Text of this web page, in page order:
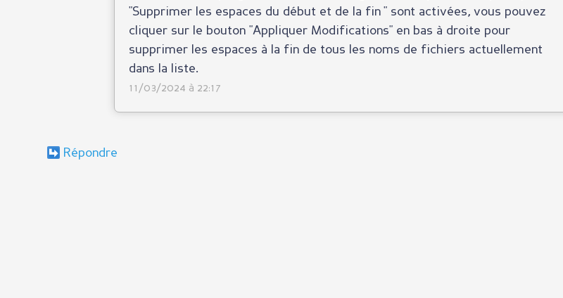
"Supprimer les espaces du début et de la fin " sont activées, vous pouvez
cliquer sur le bouton "Appliquer Modifications" en bas à droite pour
supprimer les espaces à la fin de tous les noms de fichiers actuellement
dans la liste.
11/03/2024 à 22:17
Répondre